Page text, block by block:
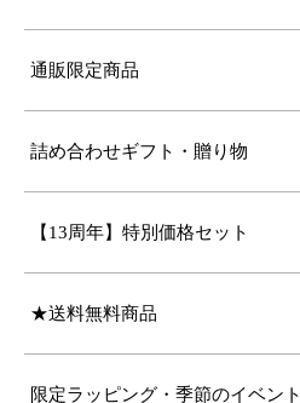
通販限定商品
詰め合わせギフト・贈り物
【13周年】特別価格セット
★送料無料商品
限定ラッピング・季節のイベント